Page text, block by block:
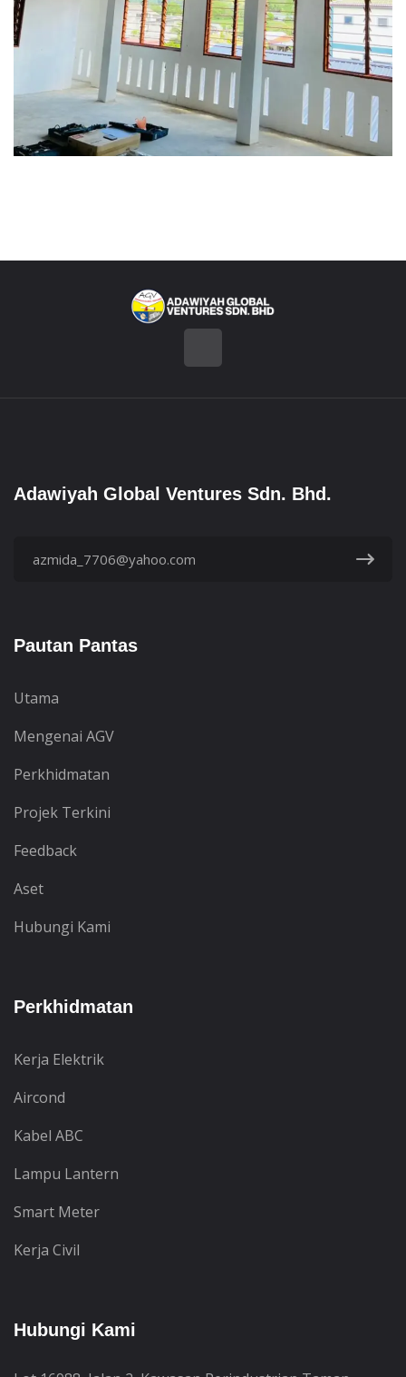
Adawiyah Global Ventures Sdn. Bhd.
Pautan Pantas
Utama
Mengenai AGV
Perkhidmatan
Projek Terkini
Feedback
Aset
Hubungi Kami
Perkhidmatan
Kerja Elektrik
Aircond
Kabel ABC
Lampu Lantern
Smart Meter
Kerja Civil
Hubungi Kami